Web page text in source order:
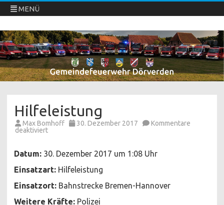
MENÜ
Freiwillige Feuerwehren Dörverden
Direkt
zum
Inhalt
springen
Hilfeleistung
Max Bomhoff 30. Dezember 2017
Kommentare
deaktiviertfür
Datum: 30. Dezember 2017 um 1:08 Uhr
Einsatzart: Hilfeleistung
Einsatzort: Bahnstrecke Bremen-Hannover
Weitere Kräfte: Polizei